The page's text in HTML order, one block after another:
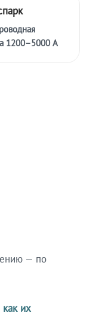
1200–5000 А
— по
их